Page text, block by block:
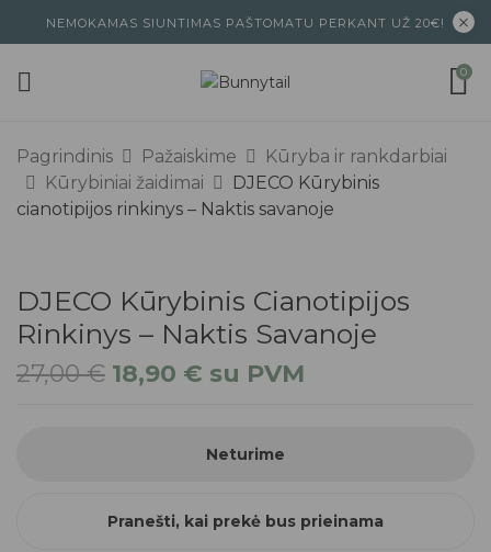
NEMOKAMAS SIUNTIMAS PAŠTOMATU PERKANT UŽ 20€!
0
Pagrindinis Pažaiskime
Kūryba ir rankdarbiai
Kūrybiniai žaidimai
DJECO Kūrybinis
cianotipijos rinkinys – Naktis savanoje
DJECO Kūrybinis Cianotipijos
Rinkinys – Naktis Savanoje
27,00€ 18,90 € su PVM
Neturime
Pranešti, kai prekė bus prieinama